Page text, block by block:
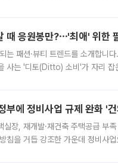
때 응원봉만?⋯'최애' 위한
는 패션·뷰티 트렌드를 소개합니
사는 '디토(Ditto) 소비'가 자리 잡
부에 정비사업 규제 완화 '
실장, 재개발·재건축 주택공급 부
침을 거듭 강조한 가운데 정비사